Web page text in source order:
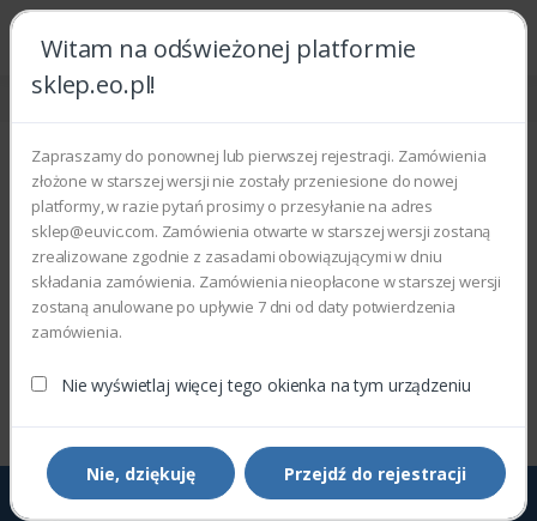
Witam na odświeżonej platformie
sklep.eo.pl!
Zapraszamy do ponownej lub pierwszej rejestracji. Zamówienia
złożone w starszej wersji nie zostały przeniesione do nowej
platformy, w razie pytań prosimy o przesyłanie na adres
sklep@euvic.com. Zamówienia otwarte w starszej wersji zostaną
zrealizowane zgodnie z zasadami obowiązującymi w dniu
składania zamówienia. Zamówienia nieopłacone w starszej wersji
zostaną anulowane po upływie 7 dni od daty potwierdzenia
zamówienia.
Nie wyświetlaj więcej tego okienka na tym urządzeniu
Nie, dziękuję Przejdź do rejestracji
Strona główna DocuColor
DocuColor 1632
Wyświetlono 0–0 z 0 wyników
Filtry Sortowanie domyślne
Zapisz się do Newslettera, aby